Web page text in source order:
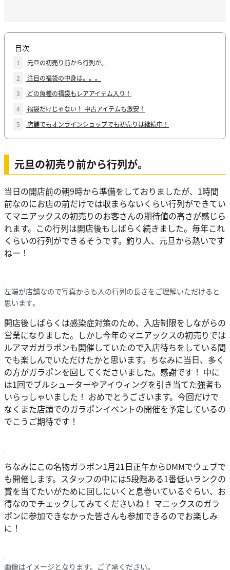
目次
1
元旦の初売り前から行列が。
2
注目の福袋の中身は。。。
3
どの魚種の福袋もレアアイテム入り！
4
福袋だけじゃない！ 中古アイテムも激安！
5
店舗でもオンラインショップでも初売りは継続中！
元旦の初売り前から行列が。
当日の開店前の朝9時から準備をしておりましたが、1時間
前なのにお店の前だけでは収まらないくらい行列ができてい
てマニアックスの初売りのお客さんの期待値の高さが感じら
れます。この行列は開店後もしばらく続きました。毎年これ
くらいの行列ができるそうです。釣り人、元旦から熱いです
ねー！
左端が店舗なので写真からも人の行列の長さをご理解いただけると
思います。
開店後しばらくは感染症対策のため、入店制限をしながらの
営業になりました。しかし今年のマニアックスの初売りでは
ルアマガガラポンも開催していたので入店待ちをしている間
でも楽しんでいただけたかと思います。ちなみに当日、多く
の方がガラポンを回してくださいました。感謝です！ 中に
は1回でブルシューターやアイウィングを引き当てた強者も
いらっしゃいました！ おめでとうございます。今回だけで
なくまた店頭でのガラポンイベントの開催を予定しているの
でこうご期待です！
ちなみにこの名物ガラポン1月21日正午からDMMでウェブで
も開催します。スタッフの中には5段階ある1番低いランクの
賞を当てたいがために回しにいくと息巻いているぐらい、お
得なのでチェックしてみてくださいね！ マニックスのガラ
ポンに参加できなかった皆さんも参加できるのでお楽しみ
に！
画像はイメージとなります。ご了承ください。